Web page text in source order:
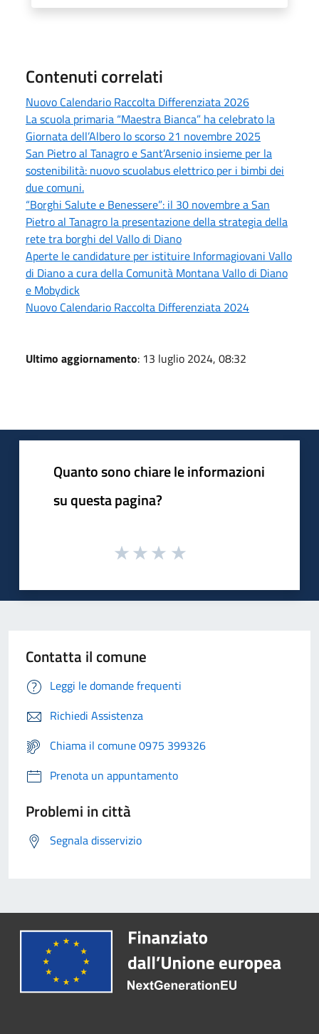
Contenuti correlati
Nuovo Calendario Raccolta Differenziata 2026
La scuola primaria “Maestra Bianca” ha celebrato la
Giornata dell’Albero lo scorso 21 novembre 2025
San Pietro al Tanagro e Sant’Arsenio insieme per la
sostenibilità: nuovo scuolabus elettrico per i bimbi dei
due comuni.
“Borghi Salute e Benessere”: il 30 novembre a San
Pietro al Tanagro la presentazione della strategia della
rete tra borghi del Vallo di Diano
Aperte le candidature per istituire Informagiovani Vallo
di Diano a cura della Comunità Montana Vallo di Diano
e Mobydick
Nuovo Calendario Raccolta Differenziata 2024
Ultimo aggiornamento: 13 luglio 2024, 08:32
Quanto sono chiare le informazioni
su questa pagina?
Contatta il comune
Leggi le domande frequenti
Richiedi Assistenza
Chiama il comune 0975 399326
Prenota un appuntamento
Problemi in città
Segnala disservizio